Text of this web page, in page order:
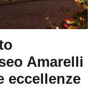
Amarelli
eccellenze